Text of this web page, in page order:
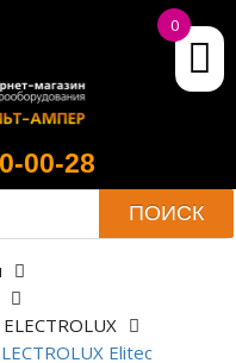
00-28
ПОИСК
Elitec
0